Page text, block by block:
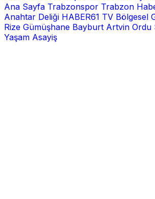
Ana Sayfa Trabzonspor Trabzon
Anahtar Deliği HABER61 TV Bölgesel
Rize Gümüşhane Bayburt Artvin Ordu
Yaşam Asayiş